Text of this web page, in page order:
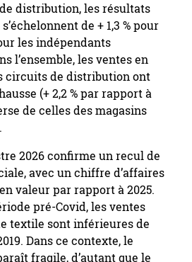
distribution, les résultats
de + 1,3 % pour
les indépendants
l’ensemble, les ventes en
circuits de distribution ont
(+ 2,2 % par rapport à
de celles des magasins
2026 confirme un recul de
avec un chiffre d’affaires
valeur par rapport à 2025.
pré-Covid, les ventes
textile sont inférieures de
Dans ce contexte, le
fragile, d’autant que le